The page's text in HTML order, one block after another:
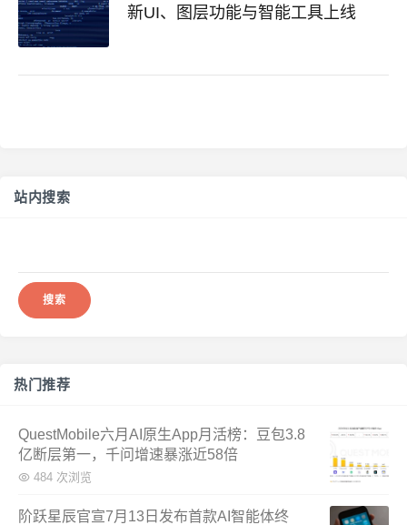
新UI、图层功能与智能工具上线
站内搜索
热门推荐
QuestMobile六月AI原生App月活榜：豆包3.8
亿断层第一，千问增速暴涨近58倍
484 次浏览
阶跃星辰官宣7月13日发布首款AI智能体终